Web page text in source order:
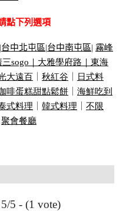
點下列選項
|台中北屯區|台中南屯區| 霧峰
三sogo 大雅學府路｜ 東海
大遠百 秋紅谷
日式料
啡蛋糕甜點鬆餅
海鮮吃到
式料理 韓式料理
不限
聚會餐廳
5/5 - (1 vote)